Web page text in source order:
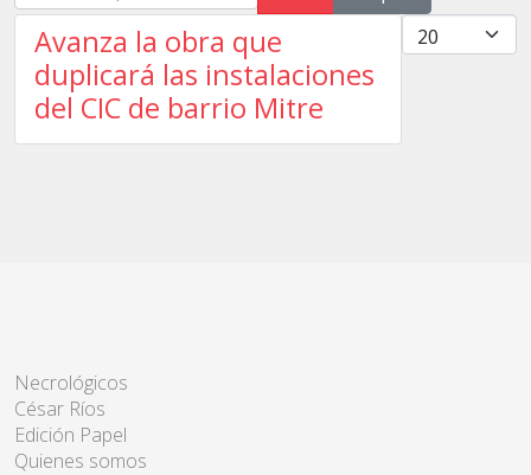
Cantidad
Avanza la obra que
duplicará las instalaciones
del CIC de barrio Mitre
Necrológicos
César Ríos
Edición Papel
Quienes somos